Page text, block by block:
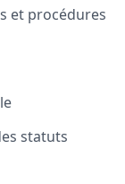
et procédures
statuts